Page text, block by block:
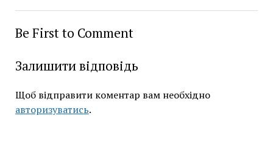
Be First to Comment
Залишити відповідь
Щоб відправити коментар вам необхідно
авторизуватись.